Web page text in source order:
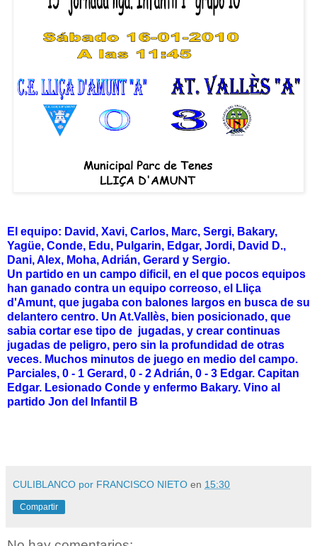
El equipo: David, Xavi, Carlos, Marc, Sergi, Bakary,
Yagüe, Conde, Edu, Pulgarin, Edgar, Jordi, David D.,
Dani, Alex, Moha, Adrián, Gerard y Sergio.
Un partido en un campo dificil, en el que pocos equipos
han ganado contra un equipo correoso, el Lliça
d'Amunt, que jugaba con balones largos en busca de su
delantero centro. Un At.Vallès, bien posicionado, que
sabia cortar ese tipo de jugadas, y crear continuas
jugadas de peligro, pero sin la profundidad de otras
veces. Muchos minutos de juego en medio del campo.
Parciales, 0 - 1 Gerard, 0 - 2 Adrián, 0 - 3 Edgar. Capitan
Edgar. Lesionado Conde y enfermo Bakary. Vino al
partido Jon del Infantil B
CULIBLANCO por FRANCISCO NIETO en 15:30
Compartir